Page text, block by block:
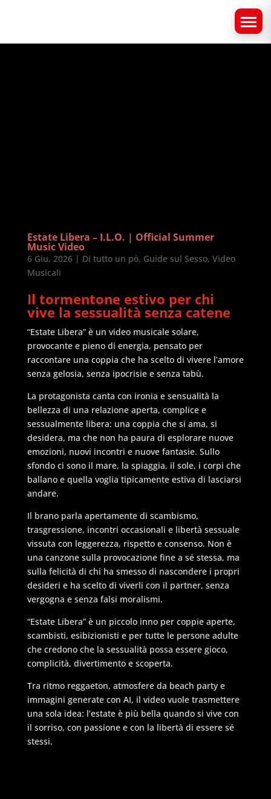
Estate Libera – I.L.O. | Official Summer
Music Video
6 Giu, 2026| Di tutto un pò, Guide sul Sesso, Video
Musicali
Il tormentone estivo per chi
vive la sessualità senza catene
“Estate Libera” è un video musicale solare,
provocante e pieno di energia, pensato per
raccontare una coppia che ha scelto di vivere l’amore
senza gelosia, senza ipocrisie e senza tabù.
La protagonista canta con ironia e sensualità la
bellezza di una relazione aperta, complice e
sessualmente libera: una coppia che si ama, si
desidera, ma che non ha paura di esplorare nuove
emozioni, nuovi incontri e nuove fantasie. Sullo
sfondo ci sono il mare, la spiaggia, il sole, i corpi che
ballano e quella voglia tipicamente estiva di lasciarsi
andare.
Il brano parla apertamente di scambismo,
trasgressione, incontri occasionali e libertà sessuale
vissuta con leggerezza, rispetto e consenso. Non è
una canzone sulla provocazione fine a sé stessa, ma
sulla felicità di chi ha smesso di nascondere i propri
desideri e ha scelto di viverli con il partner, senza
vergogna e senza falsi moralismi.
“Estate Libera” è un piccolo inno per coppie aperte,
scambisti, esibizionisti e per tutte le persone adulte
che credono che la sessualità possa essere gioco,
complicità, divertimento e scoperta.
Tra ritmo reggaeton, atmosfere da beach party e
immagini generate con AI, il video vuole trasmettere
una sola idea: l’estate è più bella quando si vive con
il sorriso, con passione e con la libertà di essere sé
stessi.